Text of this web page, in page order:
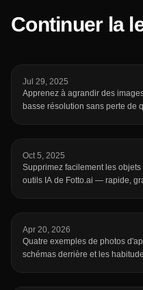
Continuer la
Jul 29, 2025
Apprenez à agrandir des
basse résolution sans perte de
Oct 5, 2025
Supprimez facilement les
outils IA de Fotto.ai — rapide,
Apr 20, 2026
Quatre exemples de photos
schémas derrière et les